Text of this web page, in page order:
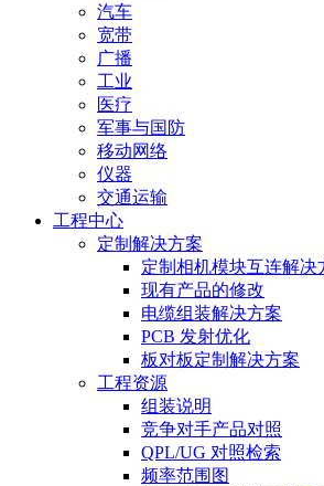
汽车
宽带
广播
工业
医疗
军事与国防
移动网络
仪器
交通运输
工程中心
定制解决方案
定制相机模块互连解决
现有产品的修改
电缆组装解决方案
PCB 发射优化
板对板定制解决方案
工程资源
组装说明
竞争对手产品对照
QPL/UG 对照检索
频率范围图